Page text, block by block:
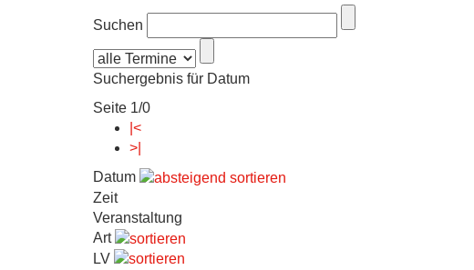
Suchen
Suchergebnis für Datum
Seite 1/0
|<
>|
Datum
Zeit
Veranstaltung
Art
LV